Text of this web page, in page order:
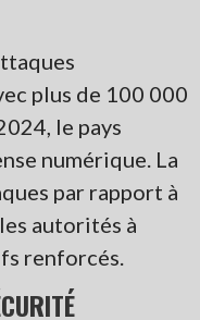
plus de 100 000
le pays
numérique. La
par rapport à
autorités à
renforcés.